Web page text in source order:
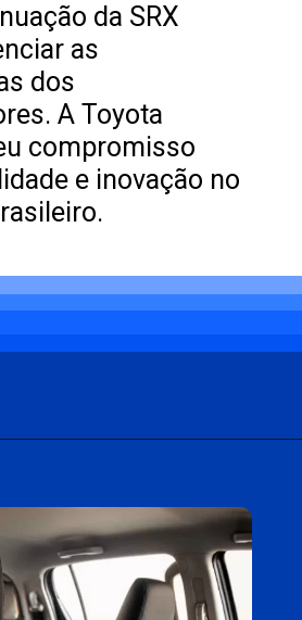
da SRX
as
dos
A Toyota
compromisso
e inovação no